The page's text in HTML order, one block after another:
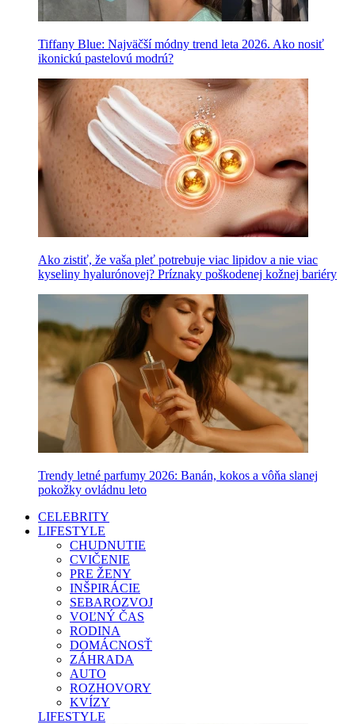
Tiffany Blue: Najväčší módny trend leta 2026. Ako nosiť
ikonickú pastelovú modrú?
Ako zistiť, že vaša pleť potrebuje viac lipidov a nie viac
kyseliny hyalurónovej? Príznaky poškodenej kožnej bariéry
Trendy letné parfumy 2026: Banán, kokos a vôňa slanej
pokožky ovládnu leto
CELEBRITY
LIFESTYLE
CHUDNUTIE
CVIČENIE
PRE ŽENY
INŠPIRÁCIE
SEBAROZVOJ
VOĽNÝ ČAS
RODINA
DOMÁCNOSŤ
ZÁHRADA
AUTO
ROZHOVORY
KVÍZY
LIFESTYLE